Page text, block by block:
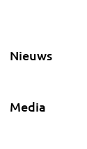
Nieuws
Media